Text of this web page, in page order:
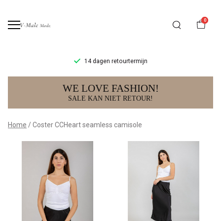
0
14 dagen retourtermijn
Coster
CCHeart
seamless
camisole
male
WE LOVE FASHION!
SALE KAN NIET RETOUR!
Home Coster CCHeart seamless camisole